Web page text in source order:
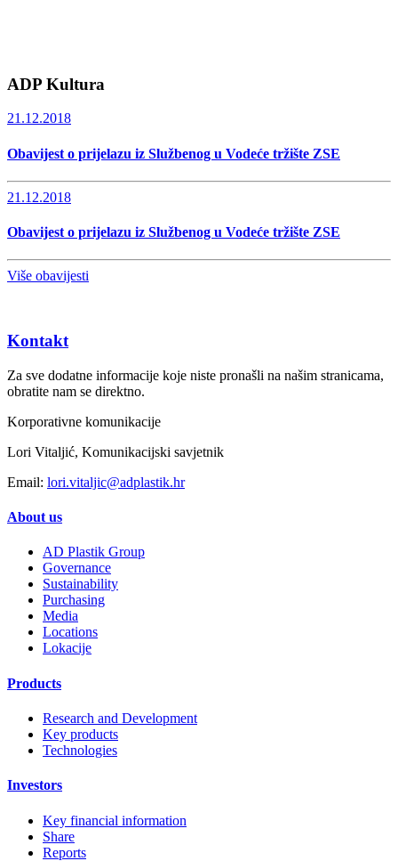
ADP Kultura
21.12.2018
Obavijest o prijelazu iz Službenog u Vodeće tržište ZSE
21.12.2018
Obavijest o prijelazu iz Službenog u Vodeće tržište ZSE
Više obavijesti
Kontakt
Za sve dodatne informacije koje niste pronašli na našim stranicama,
obratite nam se direktno.
Korporativne komunikacije
Lori Vitaljić, Komunikacijski savjetnik
Email: lori.vitaljic@adplastik.hr
About us
AD Plastik Group
Governance
Sustainability
Purchasing
Media
Locations
Lokacije
Products
Research and Development
Key products
Technologies
Investors
Key financial information
Share
Reports